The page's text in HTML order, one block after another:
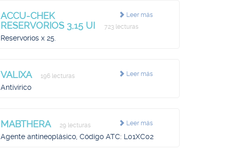
Leer más
ACCU-CHEK
RESERVORIOS 3,15 UI
723 lecturas
Reservorios x 25.
Leer más
VALIXA 196 lecturas
Antivírico
Leer más
MABTHERA 29 lecturas
Agente antineoplásico, Código ATC: L01XC02